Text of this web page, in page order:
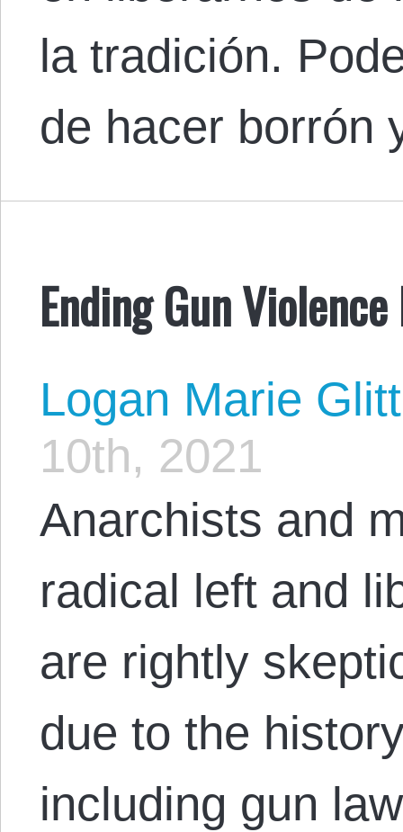
la tradición.
de hacer
Ending Gun
Logan Marie
10th, 2021
Anarchists and
radical left and
are rightly
due to the
including gun